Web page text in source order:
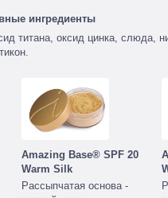
ингредиенты
титана, оксид цинка, слюда,
Amazing Base® SPF 20
Warm Silk
Рассыпчатая основа -